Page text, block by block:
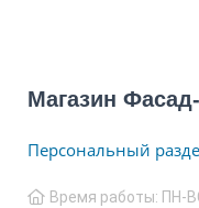
Магазин
Персональный
Время работы: ПН-